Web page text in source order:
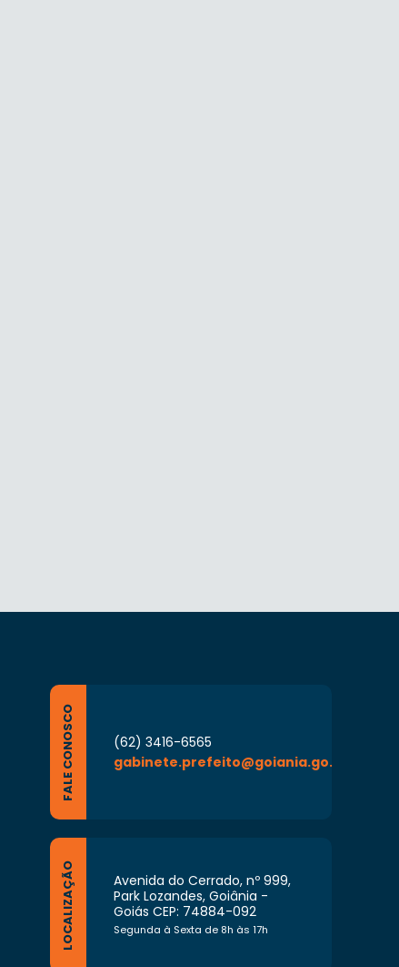
FALE CONOSCO
(62) 3416-6565
gabinete.prefeito@goiania.go.gov.br
LOCALIZAÇÃO
Avenida do Cerrado, nº 999,
Park Lozandes, Goiânia -
Goiás CEP: 74884-092
Segunda à Sexta de 8h às 17h